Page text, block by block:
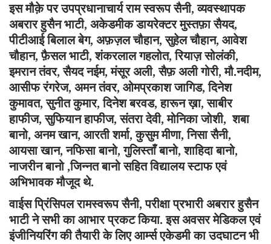
इस मौक़े पर उपप्रधानाचार्य राम स्वरूप सैनी, व्यवस्थापक
अबरार हुसैन भाटी, अकेडमीक डायरेक्टर मुस्तफ़ा सैयद,
पीटीआई बिलाल बेग, अफ़ज़ल चौहान, सुहेल चौहान, आवेश
चौहान, फ़ैसल भाटी, शंकरलाल गहलोत, रियाज़ सोलंकी,
इमरान तंवर, सैयद नईम, मंसूर अली, सैफ़ अली गोरी, मौ.नदीम,
आसीफ रंगरेज, अमन तंवर, ओमप्रकाश जागिड, दिनेश
कुमावत, सुनीत कुमार, दिनेश बरवड, हारून ख़ा, साबीर
हाफीज, सुफियान हाफीज, संतरा देवी, मोनिका जोशी, शबा
बानो, अनम खान, आरती शर्मा, कुसुम मीणा, निसा सैनी,
आयसा खान, नफिसा बानो, गुलिस्ताँ बानो, शाहिदा बानो,
नाजरीन बानो ,जिन्नत बानो सहित विद्यालय स्टाफ एवं
अभिभावक मौजूद थे.
वाईस प्रिंसिपल रामस्वरूप सैनी, परीक्षा प्रभारी अबरार हुसैन
भाटी ने सभी का आभार प्रकट किया. इस अवसर मेडिकल एवं
इंजीनियरिंग की तैयारी के लिए आर्म्स एकेडमी का उदघाटन भी